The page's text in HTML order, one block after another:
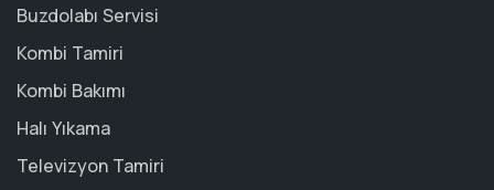
Buzdolabı Servisi
Kombi Tamiri
Kombi Bakımı
Halı Yıkama
Televizyon Tamiri